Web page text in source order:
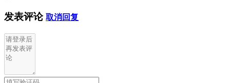
发表评论 取消回复